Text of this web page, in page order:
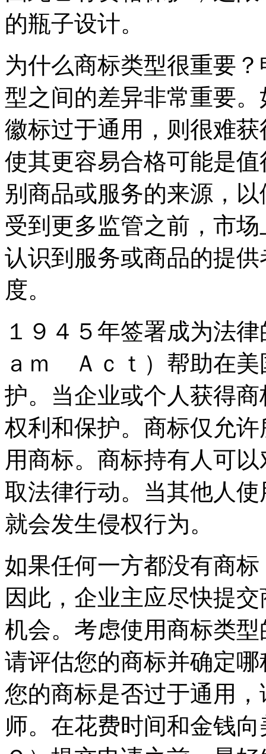
的瓶子设计。
为什么商标类型很重要
型之间的差异非常重要
徽标过于通用，则很难
使其更容易合格可能是
别商品或服务的来源，
受到更多监管之前，市
认识到服务或商品的提
度。
１９４５年签署成为法
ａｍ Ａｃｔ）帮助在美
护。当企业或个人获得
权利和保护。商标仅允
用商标。商标持有人可
取法律行动。当其他人
就会发生侵权行为。
如果任何一方都没有商
因此，企业主应尽快提
机会。考虑使用商标类
请评估您的商标并确定
您的商标是否过于通用
师。在花费时间和金钱